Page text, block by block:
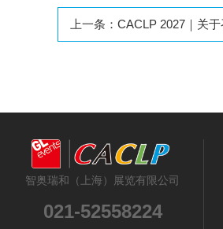
上一条： CACLP 2027｜关于召开第二十四届中
智奥瑞和（上海）展览有限公司
021-52558224